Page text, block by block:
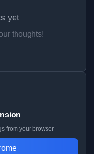
yet
thoughts!
from your browser